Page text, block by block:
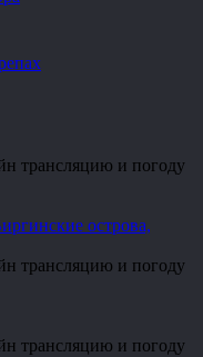
трансляцию и погоду
острова,
трансляцию и погоду
трансляцию и погоду